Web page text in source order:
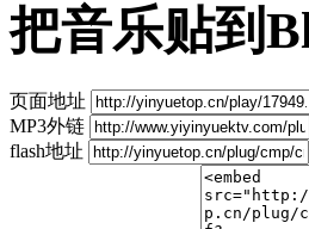
把音乐贴到
页面地址
MP3外链
flash地址